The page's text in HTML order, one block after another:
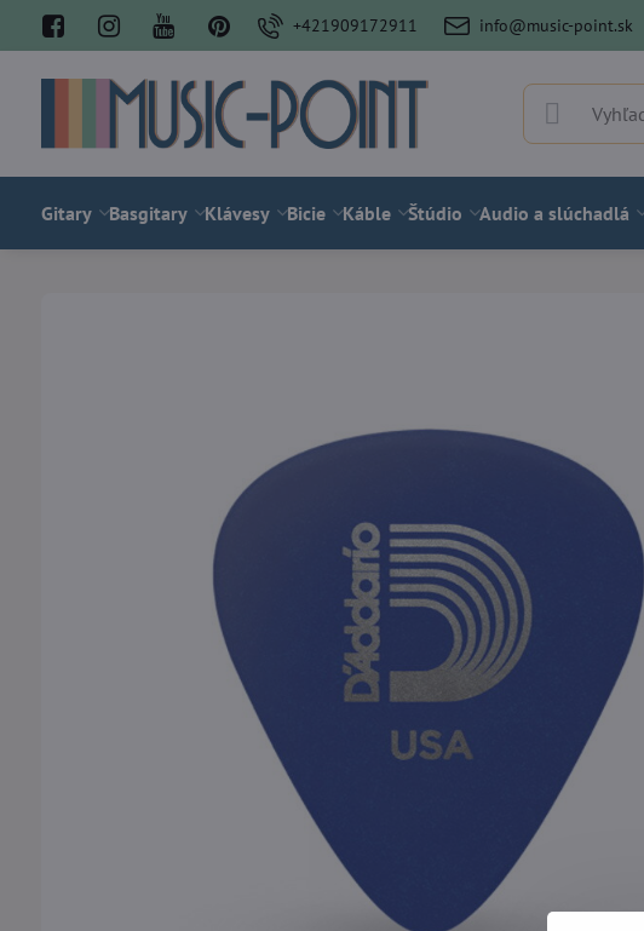
+421909172911 info@music-point.sk
Gitary Basgitary Klávesy Bicie Káble Štúdio Audio a slúchadlá